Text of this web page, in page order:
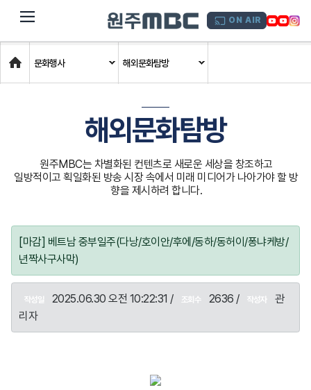
dehaze ON AIR
Home
문화행사 해외문화탐방
해외문화탐방
원주MBC는 차별화된 컨텐츠로 새로운 세상을 창조하고
일방적이고 획일화된 방송 시장 속에서 미래 미디어가 나아가야 할 방
향을 제시하려 합니다.
[마감] 베트남 중부일주(다낭/호이안/후에/동하/동허이/퐁냐케방/
년짝사구사막)
작성일 2025.06.30 오전 10:22:31 / 조회수 2636 / 작성자
관
리자